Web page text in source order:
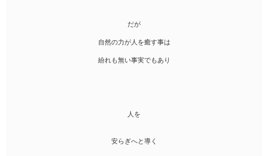
だが
自然の力が人を癒す事は
紛れも無い事実でもあり
人を
安らぎへと導く